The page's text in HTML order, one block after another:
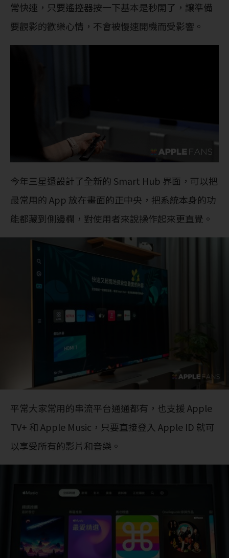
常快速，只要遙控器按一下基本是秒開了，讓準備
要觀影的歡樂心情，不會被慢速開機而受影響。
今年三星還設計了全新的 Smart Hub 界面，可以把
最常用的 App 放在畫面的正中央，把系統本身的功
能都藏到側邊欄，對使用者來說操作起來更直覺。
平常大家常用的串流平台通通都有，也支援 Apple
TV+ 和 Apple Music，只要直接登入 Apple ID 就可
以享受所有的影片和音樂。